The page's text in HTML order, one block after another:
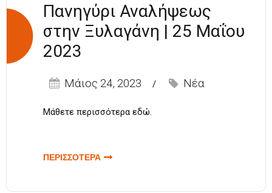
Πανηγύρι Αναλήψεως
στην Ξυλαγάνη | 25 Μαΐου
2023
Μάιος 24, 2023 Νέα
Μάθετε περισσότερα εδώ
ΠΕΡΙΣΣΟΤΕΡΑ ΓΙΑ